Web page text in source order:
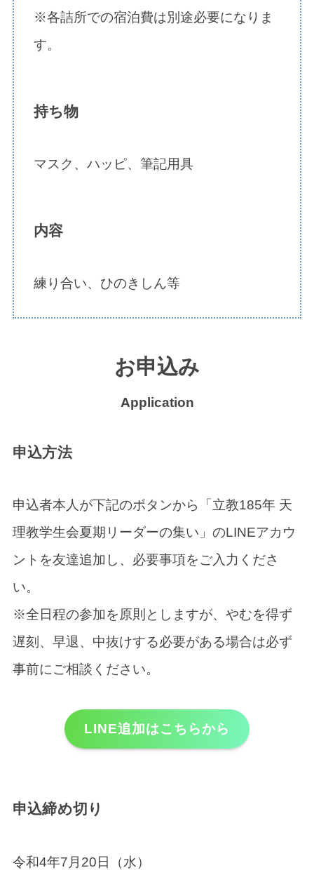
※各詰所での宿泊費は別途必要になりま
す。
持ち物
マスク、ハッピ、筆記用具
内容
練り合い、ひのきしん等
お申込み
Application
申込方法
申込者本人が下記のボタンから「立教185年 天
理教学生会夏期リーダーの集い」のLINEアカウ
ントを友達追加し、必要事項をご入力くださ
い。
※全日程の参加を原則としますが、やむを得ず
遅刻、早退、中抜けする必要がある場合は必ず
事前にご相談ください。
LINE追加はこちらから
申込締め切り
令和4年7月20日（水）